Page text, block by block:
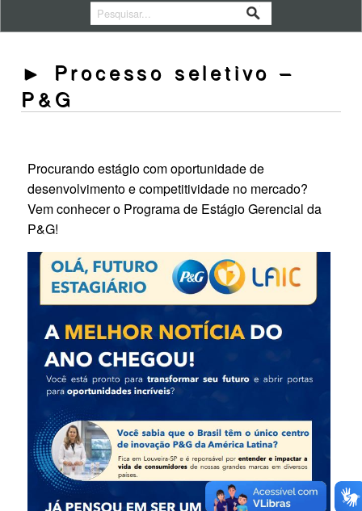
► Processo seletivo –
P&G
Procurando estágio com oportunidade de
desenvolvimento e competitividade no mercado?
Vem conhecer o Programa de Estágio Gerencial da
P&G!